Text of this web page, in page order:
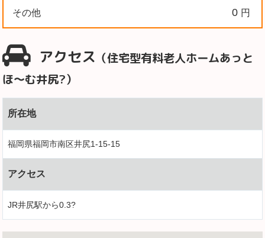
その他 0 円
アクセス （住宅型有料老人ホームあっと
ほ～む井尻?）
所在地
福岡県福岡市南区井尻1-15-15
アクセス
JR井尻駅から0.3?